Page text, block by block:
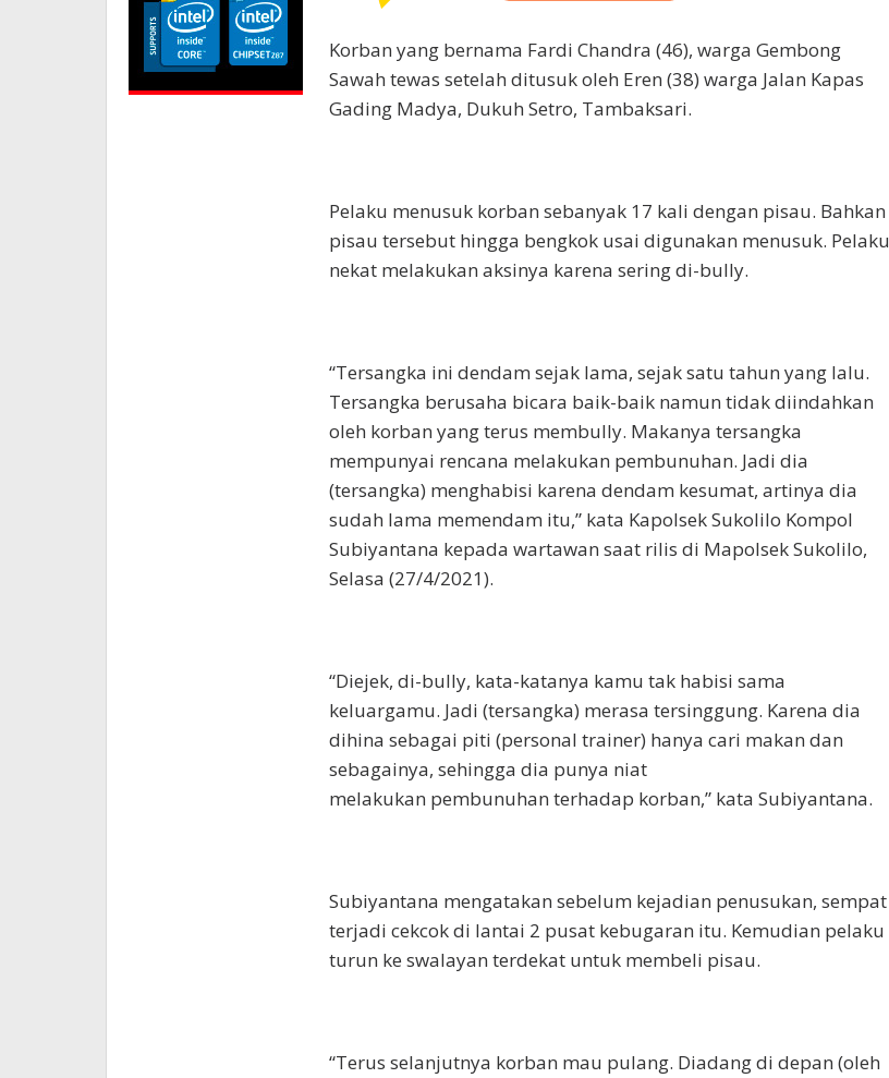
Korban yang bernama Fardi Chandra (46), warga Gembong
Sawah tewas setelah ditusuk oleh Eren (38) warga Jalan Kapas
Gading Madya, Dukuh Setro, Tambaksari.
Pelaku menusuk korban sebanyak 17 kali dengan pisau. Bahkan
pisau tersebut hingga bengkok usai digunakan menusuk. Pelaku
nekat melakukan aksinya karena sering di-bully.
“Tersangka ini dendam sejak lama, sejak satu tahun yang lalu.
Tersangka berusaha bicara baik-baik namun tidak diindahkan
oleh korban yang terus membully. Makanya tersangka
mempunyai rencana melakukan pembunuhan. Jadi dia
(tersangka) menghabisi karena dendam kesumat, artinya dia
sudah lama memendam itu,” kata Kapolsek Sukolilo Kompol
Subiyantana kepada wartawan saat rilis di Mapolsek Sukolilo,
Selasa (27/4/2021).
“Diejek, di-bully, kata-katanya kamu tak habisi sama
keluargamu. Jadi (tersangka) merasa tersinggung. Karena dia
dihina sebagai piti (personal trainer) hanya cari makan dan
sebagainya, sehingga dia punya niat
melakukan pembunuhan terhadap korban,” kata Subiyantana.
Subiyantana mengatakan sebelum kejadian penusukan, sempat
terjadi cekcok di lantai 2 pusat kebugaran itu. Kemudian pelaku
turun ke swalayan terdekat untuk membeli pisau.
“Terus selanjutnya korban mau pulang. Diadang di depan (oleh